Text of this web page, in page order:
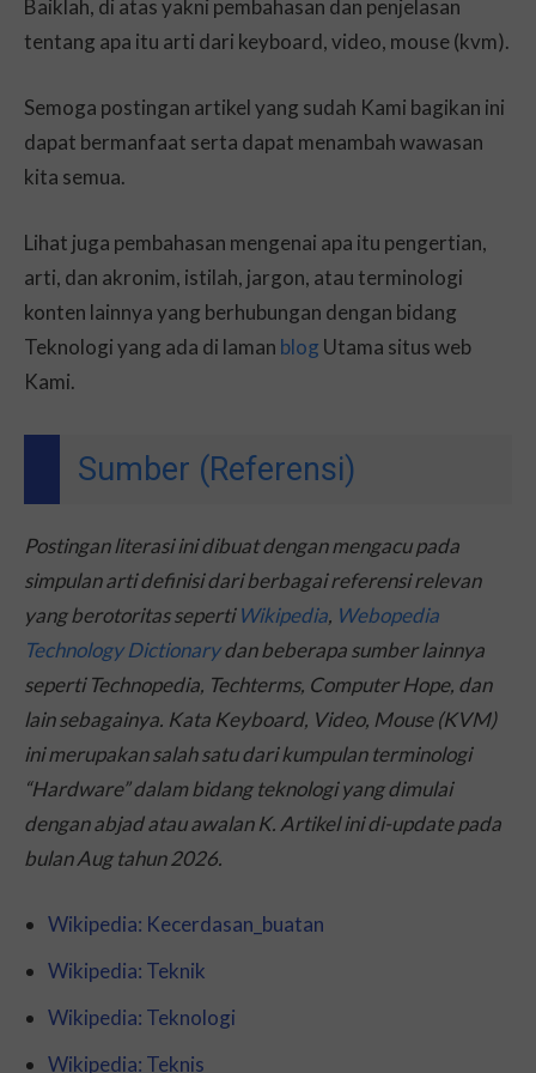
Baiklah, di atas yakni pembahasan dan penjelasan
tentang apa itu arti dari keyboard, video, mouse (kvm).
Semoga postingan artikel yang sudah Kami bagikan ini
dapat bermanfaat serta dapat menambah wawasan
kita semua.
Lihat juga pembahasan mengenai apa itu pengertian,
arti, dan akronim, istilah, jargon, atau terminologi
konten lainnya yang berhubungan dengan bidang
Teknologi yang ada di laman blog Utama situs web
Kami.
Sumber (Referensi)
Postingan literasi ini dibuat dengan mengacu pada
simpulan arti definisi dari berbagai referensi relevan
yang berotoritas sepertiWikipedia, Webopedia
Technology Dictionarydan beberapa sumber lainnya
seperti Technopedia, Techterms, Computer Hope, dan
lain sebagainya. Kata Keyboard, Video, Mouse (KVM)
ini merupakan salah satu dari kumpulan terminologi
“Hardware” dalam bidang teknologi yang dimulai
dengan abjad atau awalan K. Artikel ini di-updatepada
bulan Aug tahun 2026.
Wikipedia: Kecerdasan_buatan
Wikipedia: Teknik
Wikipedia: Teknologi
Wikipedia: Teknis